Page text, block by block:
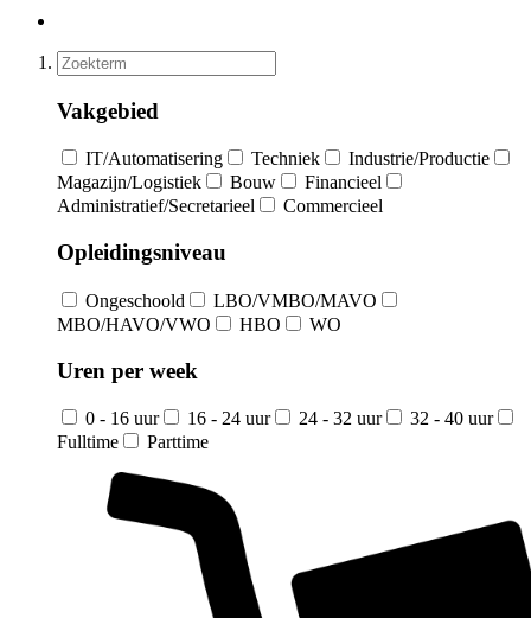
Vakgebied
IT/Automatisering Techniek
Industrie/Productie
Magazijn/Logistiek
Bouw
Financieel
Administratief/Secretarieel
Commercieel
Opleidingsniveau
Ongeschoold
LBO/VMBO/MAVO
MBO/HAVO/VWO
HBO WO
Uren per week
0 - 16 uur 16 - 24 uur 24 - 32 uur
32 - 40 uur
Fulltime
Parttime